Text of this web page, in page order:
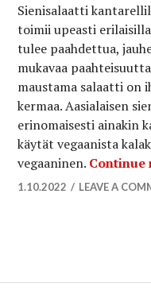
Sienisalaatti
toimii upeasti
tulee paahdettua,
mukavaa
maustama salaatti on
kermaa. Aasialaisen
erinomaisesti ainakin
käytät vegaanista
vegaaninen. Continue
1.10.2022 LEAVE A